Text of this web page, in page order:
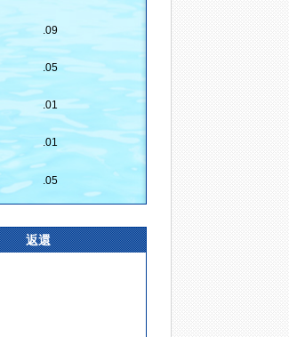
.09
.05
.01
.01
.05
返還